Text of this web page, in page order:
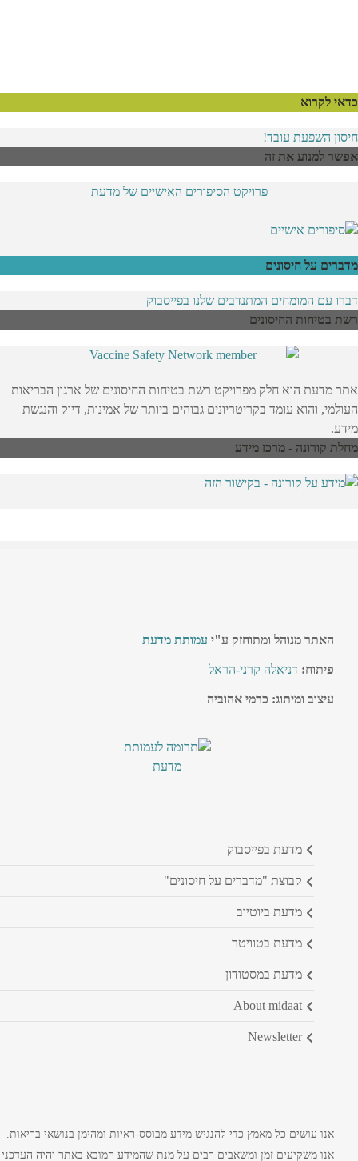
כדאי לקרוא
חיסון השפעת עובד!
אפשר למנוע את זה
פרויקט הסיפורים האישיים של מדעת
מדברים על חיסונים
דברו עם המומחים המתנדבים שלנו בפייסבוק
רשת בטיחות החיסונים
אתר מדעת הוא חלק מפרויקט רשת בטיחות החיסונים של ארגון הבריאות
העולמי, והוא עומד בקריטריונים גבוהים ביותר של אמינות, דיוק והנגשת
מידע.
מחלת קורונה - מרכז מידע
האתר מנוהל ומתוחזק ע"י עמותת מדעת
פיתוח: דניאלה קרני-הראל
עיצוב ומיתוג: כרמי אהוביה
מדעת בפייסבוק
קבוצת "מדברים על חיסונים"
מדעת ביוטיוב
מדעת בטוויטר
מדעת במסטודון
about midaat
newsletter
אנו עושים כל מאמץ כדי להנגיש מידע מבוסס-ראיות ומהימן בנושאי בריאות.
אנו משקיעים זמן ומשאבים רבים על מנת שהמידע המובא באתר יהיה העדכני